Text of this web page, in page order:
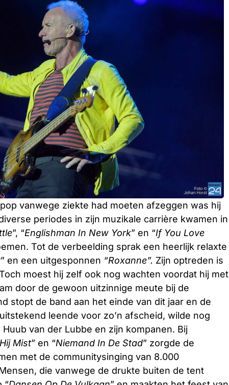
vanwege ziekte had moeten afzeggen was hij
periodes in zijn muzikale carrière kwamen in
”, “Englishman In New York” en “If You Love
Tot de verbeelding sprak een heerlijk relaxte
” en een uitgesponnen “Roxanne”. Zijn optreden is
moest hij zelf ook nog wachten voordat hij met
door de gewoon uitzinnige meute bij de
stopt de band aan het einde van dit jaar en de
leende voor zo’n afscheid, wilde nog
van der Lubbe en zijn kompanen. Bij
Mist” en “Niemand In De Stad” zorgde de
met de communitysinging van 8.000
die vanwege de drukte buiten de tent